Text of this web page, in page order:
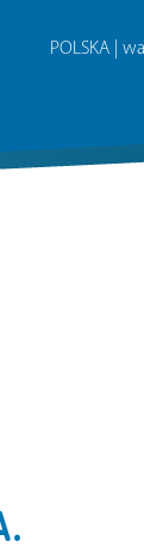
POLSKA |